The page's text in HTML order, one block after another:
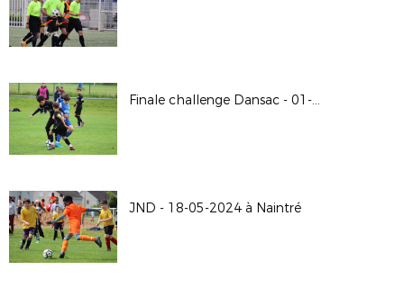
Finale challenge Dansac - 01-06-2024 à Buxerolles
JND - 18-05-2024 à Naintré